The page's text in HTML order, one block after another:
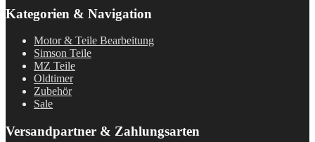
Kategorien & Navigation
Motor & Teile Bearbeitung
Simson Teile
MZ Teile
Oldtimer
Zubehör
Sale
Versandpartner & Zahlungsarten